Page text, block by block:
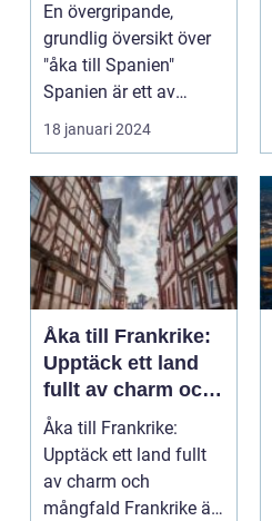
En övergripande,
grundlig översikt över
"åka till Spanien"
Spanien är ett av
Europas mest
populära ...
18 januari 2024
Åka till Frankrike:
Upptäck ett land
fullt av charm och
mångfald
Åka till Frankrike:
Upptäck ett land fullt
av charm och
mångfald Frankrike är